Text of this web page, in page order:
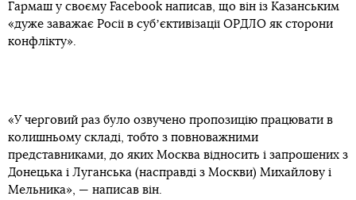
Гармаш у своєму Facebook написав, що він із Казанським
«дуже заважає Росії в субʼєктивізації ОРДЛО як сторони
конфлікту».
«У черговий раз було озвучено пропозицію працювати в
колишньому складі, тобто з повноважними
представниками, до яких Москва відносить і запрошених з
Донецька і Луганська (насправді з Москви) Михайлову і
Мельника», — написав він.